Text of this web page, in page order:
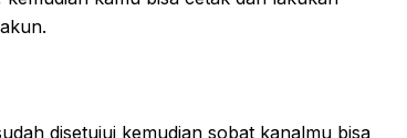
disetujui kemudian sobat kanalmu bisa